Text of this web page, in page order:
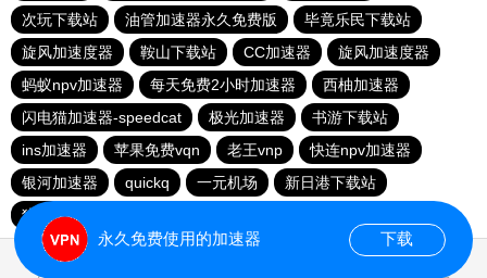
次玩下载站
油管加速器永久免费版
毕竟乐民下载站
旋风加速度器
鞍山下载站 CC加速器
旋风加速度器
蚂蚁npv加速器
每天免费2小时加速器
西柚加速器
闪电猫加速器-speedcat
极光加速器
书游下载站
ins加速器
苹果免费vqn 老王vnp
快连npv加速器
银河加速器
quickq 一元机场
新日港下载站
猎豹加速器
永久免费使用的加速器 下载